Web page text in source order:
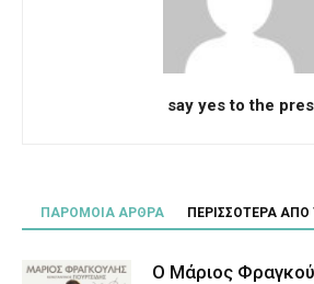
say yes to the
ΠΑΡΟΜΟΙΑ ΑΡΘΡΑ ΠΕΡΙΣΣΟΤΕΡΑ
Ο Μάριος